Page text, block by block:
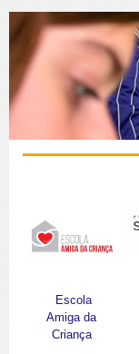
Escola
Amiga da
Criança